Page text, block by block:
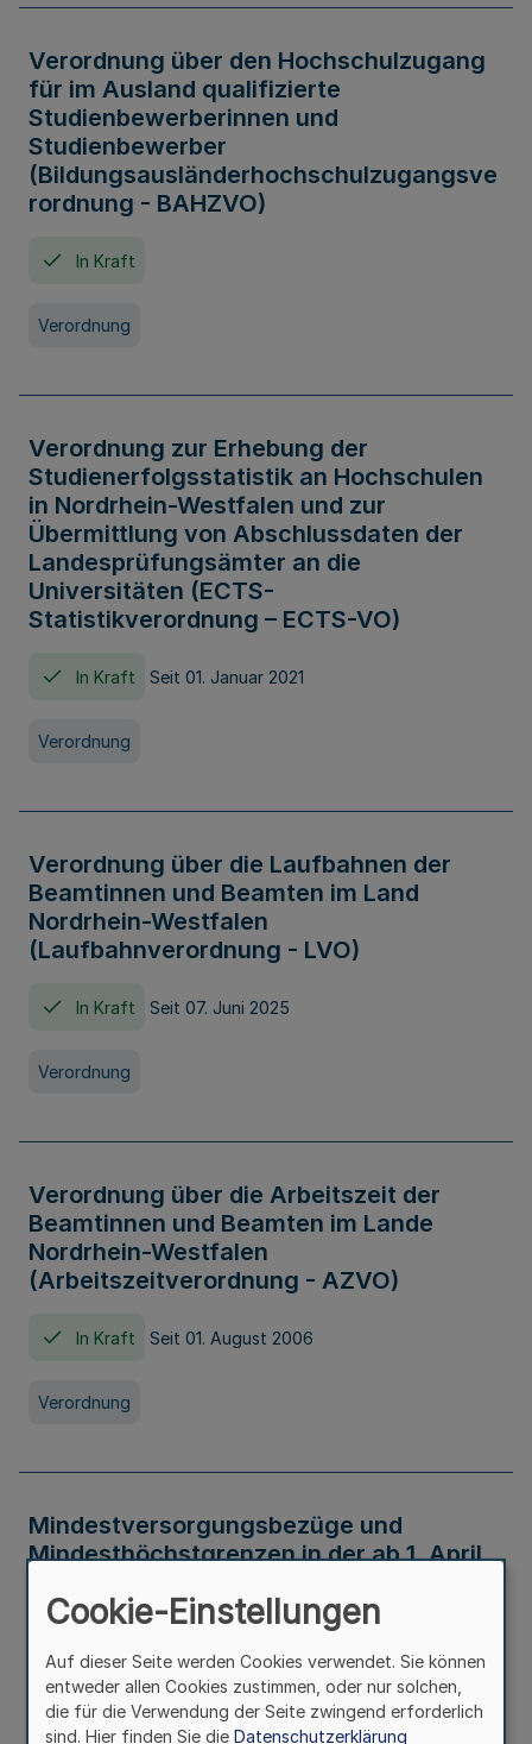
Verordnung über den Hochschulzugang
für im Ausland qualifizierte
Studienbewerberinnen und
Studienbewerber
(Bildungsausländerhochschulzugangsve
rordnung - BAHZVO)
In Kraft
Verordnung
Verordnung zur Erhebung der
Studienerfolgsstatistik an Hochschulen
in Nordrhein-Westfalen und zur
Übermittlung von Abschlussdaten der
Landesprüfungsämter an die
Universitäten (ECTS-
Statistikverordnung – ECTS-VO)
In Kraft Seit 01. Januar 2021
Verordnung
Verordnung über die Laufbahnen der
Beamtinnen und Beamten im Land
Nordrhein-Westfalen
(Laufbahnverordnung - LVO)
In Kraft Seit 07. Juni 2025
Verordnung
Verordnung über die Arbeitszeit der
Beamtinnen und Beamten im Lande
Nordrhein-Westfalen
(Arbeitszeitverordnung - AZVO)
In Kraft Seit 01. August 2006
Verordnung
Mindestversorgungsbezüge und
Mindesthöchstgrenzen in der ab 1. April
Verwaltungsvorschrift
Cookie-Einstellungen
Auf dieser Seite werden Cookies verwendet. Sie können
entweder allen Cookies zustimmen, oder nur solchen,
die für die Verwendung der Seite zwingend erforderlich
sind. Hier finden Sie die Datenschutzerklärung